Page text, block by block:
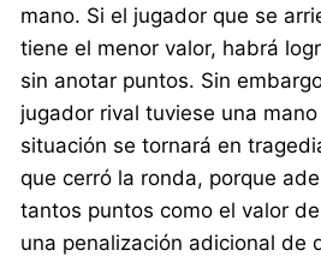
mano. Si el jugador que se
tiene el menor valor, habrá
sin anotar puntos. Sin
jugador rival tuviese una
situación se tornará en
que cerró la ronda, porque
tantos puntos como el valor
una penalización adicional de